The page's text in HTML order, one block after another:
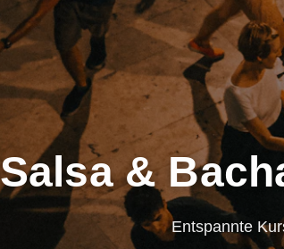
Salsa &
Entspannte